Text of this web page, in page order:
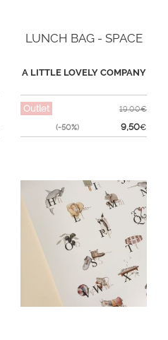
LUNCH BAG - SPACE
A LITTLE LOVELY COMPANY
Outlet
(-50%)
19,00€
9,50€